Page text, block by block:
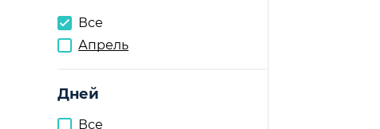
Все
Апрель
Дней
Все